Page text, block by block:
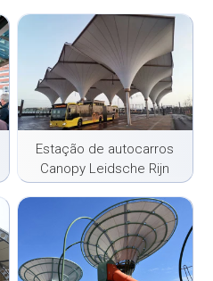
Estação de autocarros
Canopy Leidsche Rijn